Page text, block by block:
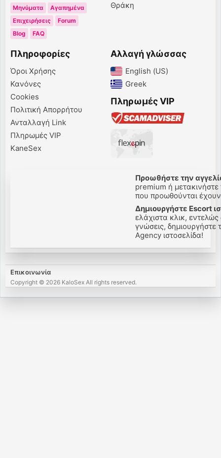
Μηνύματα
Αγαπημένα
Επιχειρήσεις
Forum
Blog
FAQ
Θράκη
Πληροφορίες
Όροι Χρήσης
Κανόνες
Cookies
Πολιτική Απορρήτου
Ανταλλαγή Link
Πληρωμές VIP
KaneSex
Αλλαγή γλώσσας
English (US)‎
Greek‎
Πληρωμές VIP
Προωθήστε την
premium ή
που προωθούνται
Δημιουργήστε Escort
ελάχιστα κλικ,
γνώσεις, δημιουργήστε
Agency ιστοσελίδα!
Επικοινωνία
Copyright © 2026 KaloSex All rights reserved.